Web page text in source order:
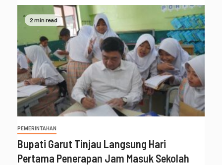
2 min read
PEMERINTAHAN
Bupati Garut Tinjau Langsung Hari
Pertama Penerapan Jam Masuk Sekolah